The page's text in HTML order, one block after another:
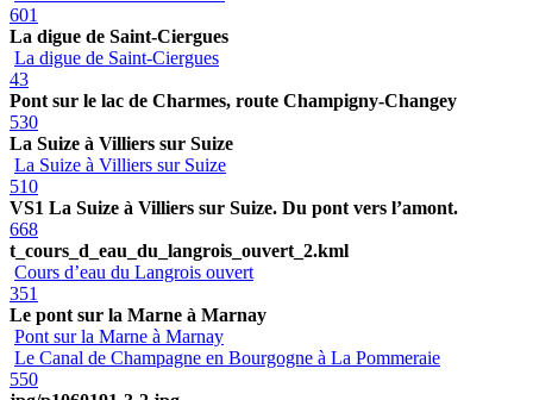
601
La digue de Saint-Ciergues
La digue de Saint-Ciergues
43
Pont sur le lac de Charmes, route Champigny-Changey
530
La Suize à Villiers sur Suize
La Suize à Villiers sur Suize
510
VS1 La Suize à Villiers sur Suize. Du pont vers l’amont.
668
t_cours_d_eau_du_langrois_ouvert_2.kml
Cours d’eau du Langrois ouvert
351
Le pont sur la Marne à Marnay
Pont sur la Marne à Marnay
Le Canal de Champagne en Bourgogne à La Pommeraie
550